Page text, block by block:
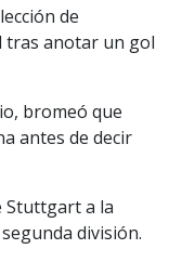
de
tras anotar un gol
bromeó que
antes de decir
Stuttgart a la
división.